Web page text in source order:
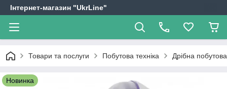
Інтернет-магазин "UkrLine"
Товари та послуги Побутова техніка Дрібна
Новинка